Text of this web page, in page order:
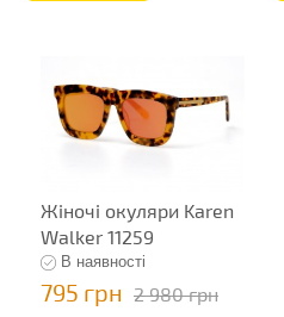
Жіночі окуляри Karen
Walker 11259
В наявності
795 грн 2 980 грн